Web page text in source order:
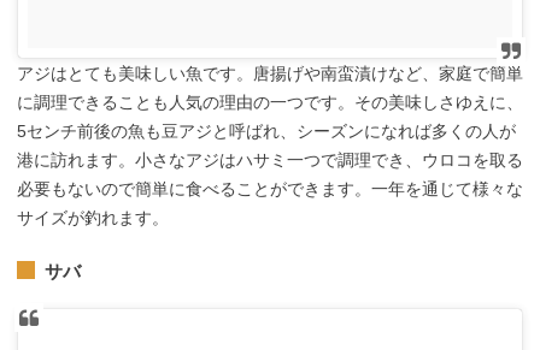
アジはとても美味しい魚です。唐揚げや南蛮漬けなど、家庭で簡単
に調理できることも人気の理由の一つです。その美味しさゆえに、
5センチ前後の魚も豆アジと呼ばれ、シーズンになれば多くの人が
港に訪れます。小さなアジはハサミ一つで調理でき、ウロコを取る
必要もないので簡単に食べることができます。一年を通じて様々な
サイズが釣れます。
サバ